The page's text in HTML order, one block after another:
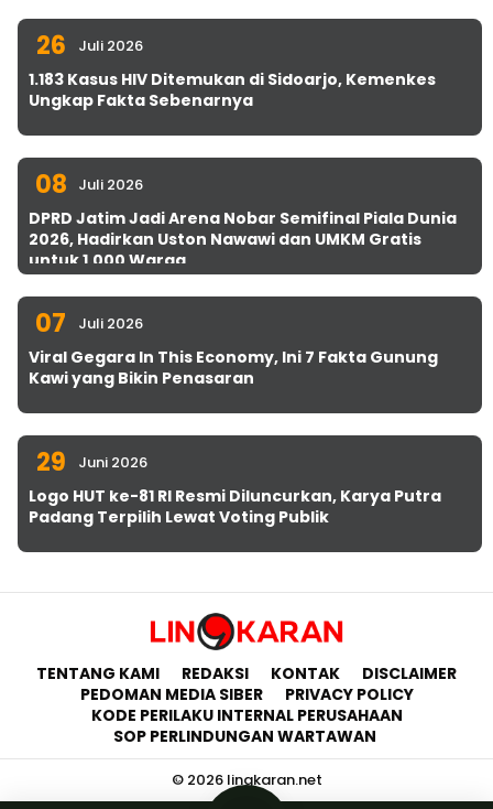
26 Juli 2026
1.183 Kasus HIV Ditemukan di Sidoarjo, Kemenkes
Ungkap Fakta Sebenarnya
08 Juli 2026
DPRD Jatim Jadi Arena Nobar Semifinal Piala Dunia
2026, Hadirkan Uston Nawawi dan UMKM Gratis
untuk 1.000 Warga
07 Juli 2026
Viral Gegara In This Economy, Ini 7 Fakta Gunung
Kawi yang Bikin Penasaran
29 Juni 2026
Logo HUT ke-81 RI Resmi Diluncurkan, Karya Putra
Padang Terpilih Lewat Voting Publik
TENTANG KAMI REDAKSI KONTAK
DISCLAIMER
PEDOMAN MEDIA SIBER
PRIVACY POLICY
KODE PERILAKU INTERNAL PERUSAHAAN
SOP PERLINDUNGAN WARTAWAN
© 2026 lingkaran.net